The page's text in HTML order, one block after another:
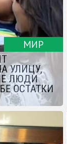
МИР
УЛИЦУ,
ЛЮДИ
ОСТАТКИ